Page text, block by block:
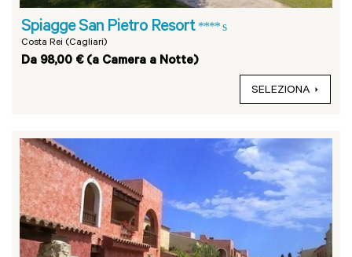
Spiagge San Pietro Resort **** s
Costa Rei (Cagliari)
Da 98,00 € (a Camera a Notte)
SELEZIONA